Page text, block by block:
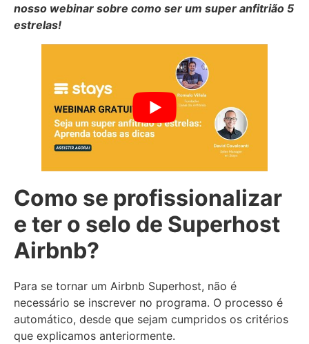
nosso webinar sobre como ser um super anfitrião 5
estrelas!
Como se profissionalizar
e ter o selo de Superhost
Airbnb?
Para se tornar um Airbnb Superhost, não é
necessário se inscrever no programa. O processo é
automático, desde que sejam cumpridos os critérios
que explicamos anteriormente.